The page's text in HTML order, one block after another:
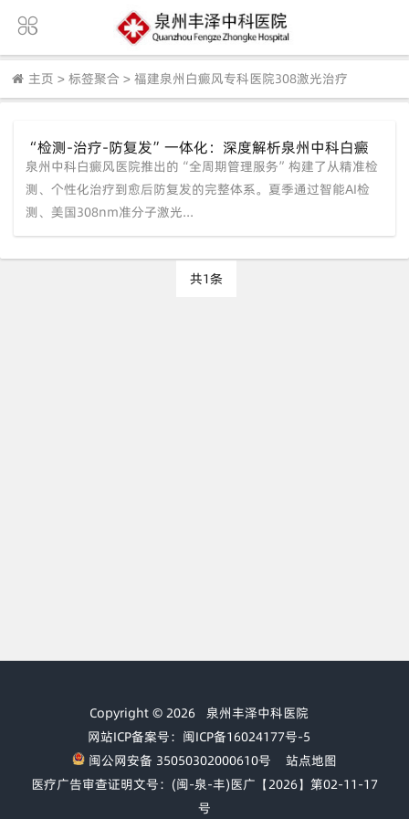
主页 > 标签聚合 > 福建泉州白癜风专科医院308激光治疗
“检测-治疗-防复发”一体化：深度解析泉州中科白癜
风医院的【夏季全周期管理服务】
泉州中科白癜风医院推出的“全周期管理服务”构建了从精准检
测、个性化治疗到愈后防复发的完整体系。夏季通过智能AI检
测、美国308nm准分子激光...
共1条
Copyright © 2026 泉州丰泽中科医院
网站ICP备案号：闽ICP备16024177号-5
闽公网安备 35050302000610号
站点地图
医疗广告审查证明文号：(闽-泉-丰)医广【2026】第02-11-17
号